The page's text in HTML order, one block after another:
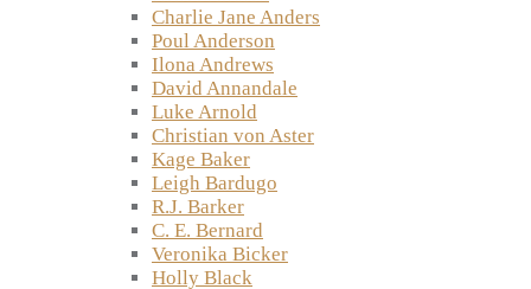
Charlie Jane Anders
Poul Anderson
Ilona Andrews
David Annandale
Luke Arnold
Christian von Aster
Kage Baker
Leigh Bardugo
R.J. Barker
C. E. Bernard
Veronika Bicker
Holly Black